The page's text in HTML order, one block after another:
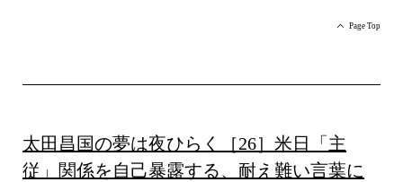
Page Top
太田昌国の夢は夜ひらく［26］米日「主
従」関係を自己暴露する、耐え難い言葉に